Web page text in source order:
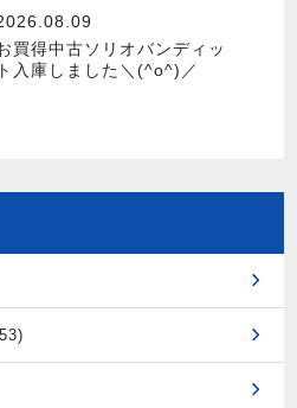
買得中古ソリオバンディッ
ト入庫しました＼(^o^)／